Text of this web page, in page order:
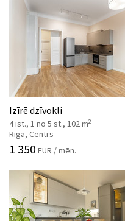
Izīrē dzīvokli
4 ist., 1 no 5 st., 102 m2
Rīga, Centrs
1 350 EUR / mēn.